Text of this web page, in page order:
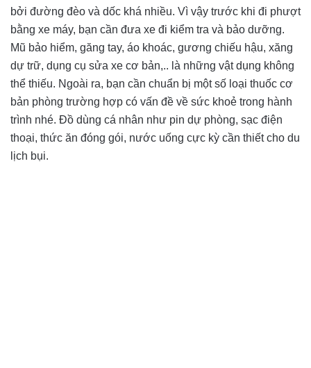
bởi đường đèo và dốc khá nhiều. Vì vậy trước khi đi phượt
bằng xe máy, bạn cần đưa xe đi kiểm tra và bảo dưỡng.
Mũ bảo hiểm, găng tay, áo khoác, gương chiếu hậu, xăng
dự trữ, dụng cụ sửa xe cơ bản,.. là những vật dụng không
thể thiếu. Ngoài ra, bạn cần chuẩn bị một số loại thuốc cơ
bản phòng trường hợp có vấn đề về sức khoẻ trong hành
trình nhé. Đồ dùng cá nhân như pin dự phòng, sạc điện
thoại, thức ăn đóng gói, nước uống cực kỳ cần thiết cho du
lịch bụi.